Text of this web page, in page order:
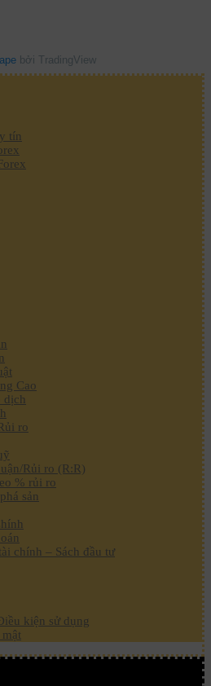
bởi TradingView
tín
Cao
dịch
ro
Rủi ro (R:R)
% rủi ro
sản
chính – Sách đầu tư
kiện sử dụng